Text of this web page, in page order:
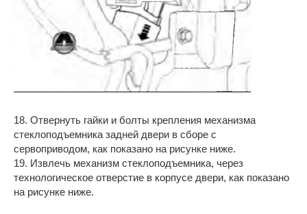
18. Отвернуть гайки и болты крепления механизма
стеклоподъемника задней двери в сборе с
сервоприводом, как показано на рисунке ниже.
19. Извлечь механизм стеклоподъемника, через
технологическое отверстие в корпусе двери, как показано
на рисунке ниже.